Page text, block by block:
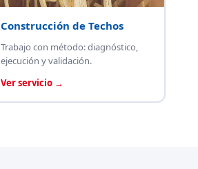
Construcción de Techos
Trabajo con método: diagnóstico,
ejecución y validación.
Ver servicio →